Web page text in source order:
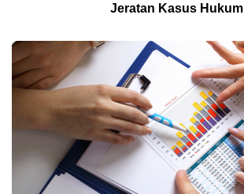
Jeratan Kasus Hukum